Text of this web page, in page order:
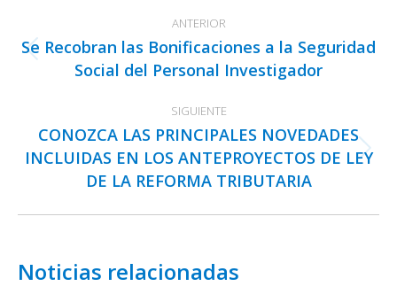
entre
publicaciones
ANTERIOR
Publicación
anterior:
Se Recobran las Bonificaciones a la Seguridad
Social del Personal Investigador
SIGUIENTE
Publicación
siguiente:
CONOZCA LAS PRINCIPALES NOVEDADES
INCLUIDAS EN LOS ANTEPROYECTOS DE LEY
DE LA REFORMA TRIBUTARIA
Noticias relacionadas